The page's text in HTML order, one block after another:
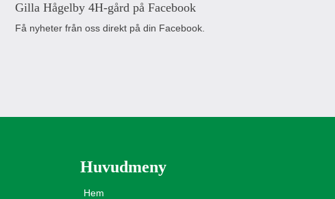
Gilla Hågelby 4H-gård på Facebook
Få nyheter från oss direkt på din Facebook.
Huvudmeny
Hem